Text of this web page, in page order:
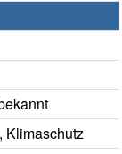
Klimaschutz